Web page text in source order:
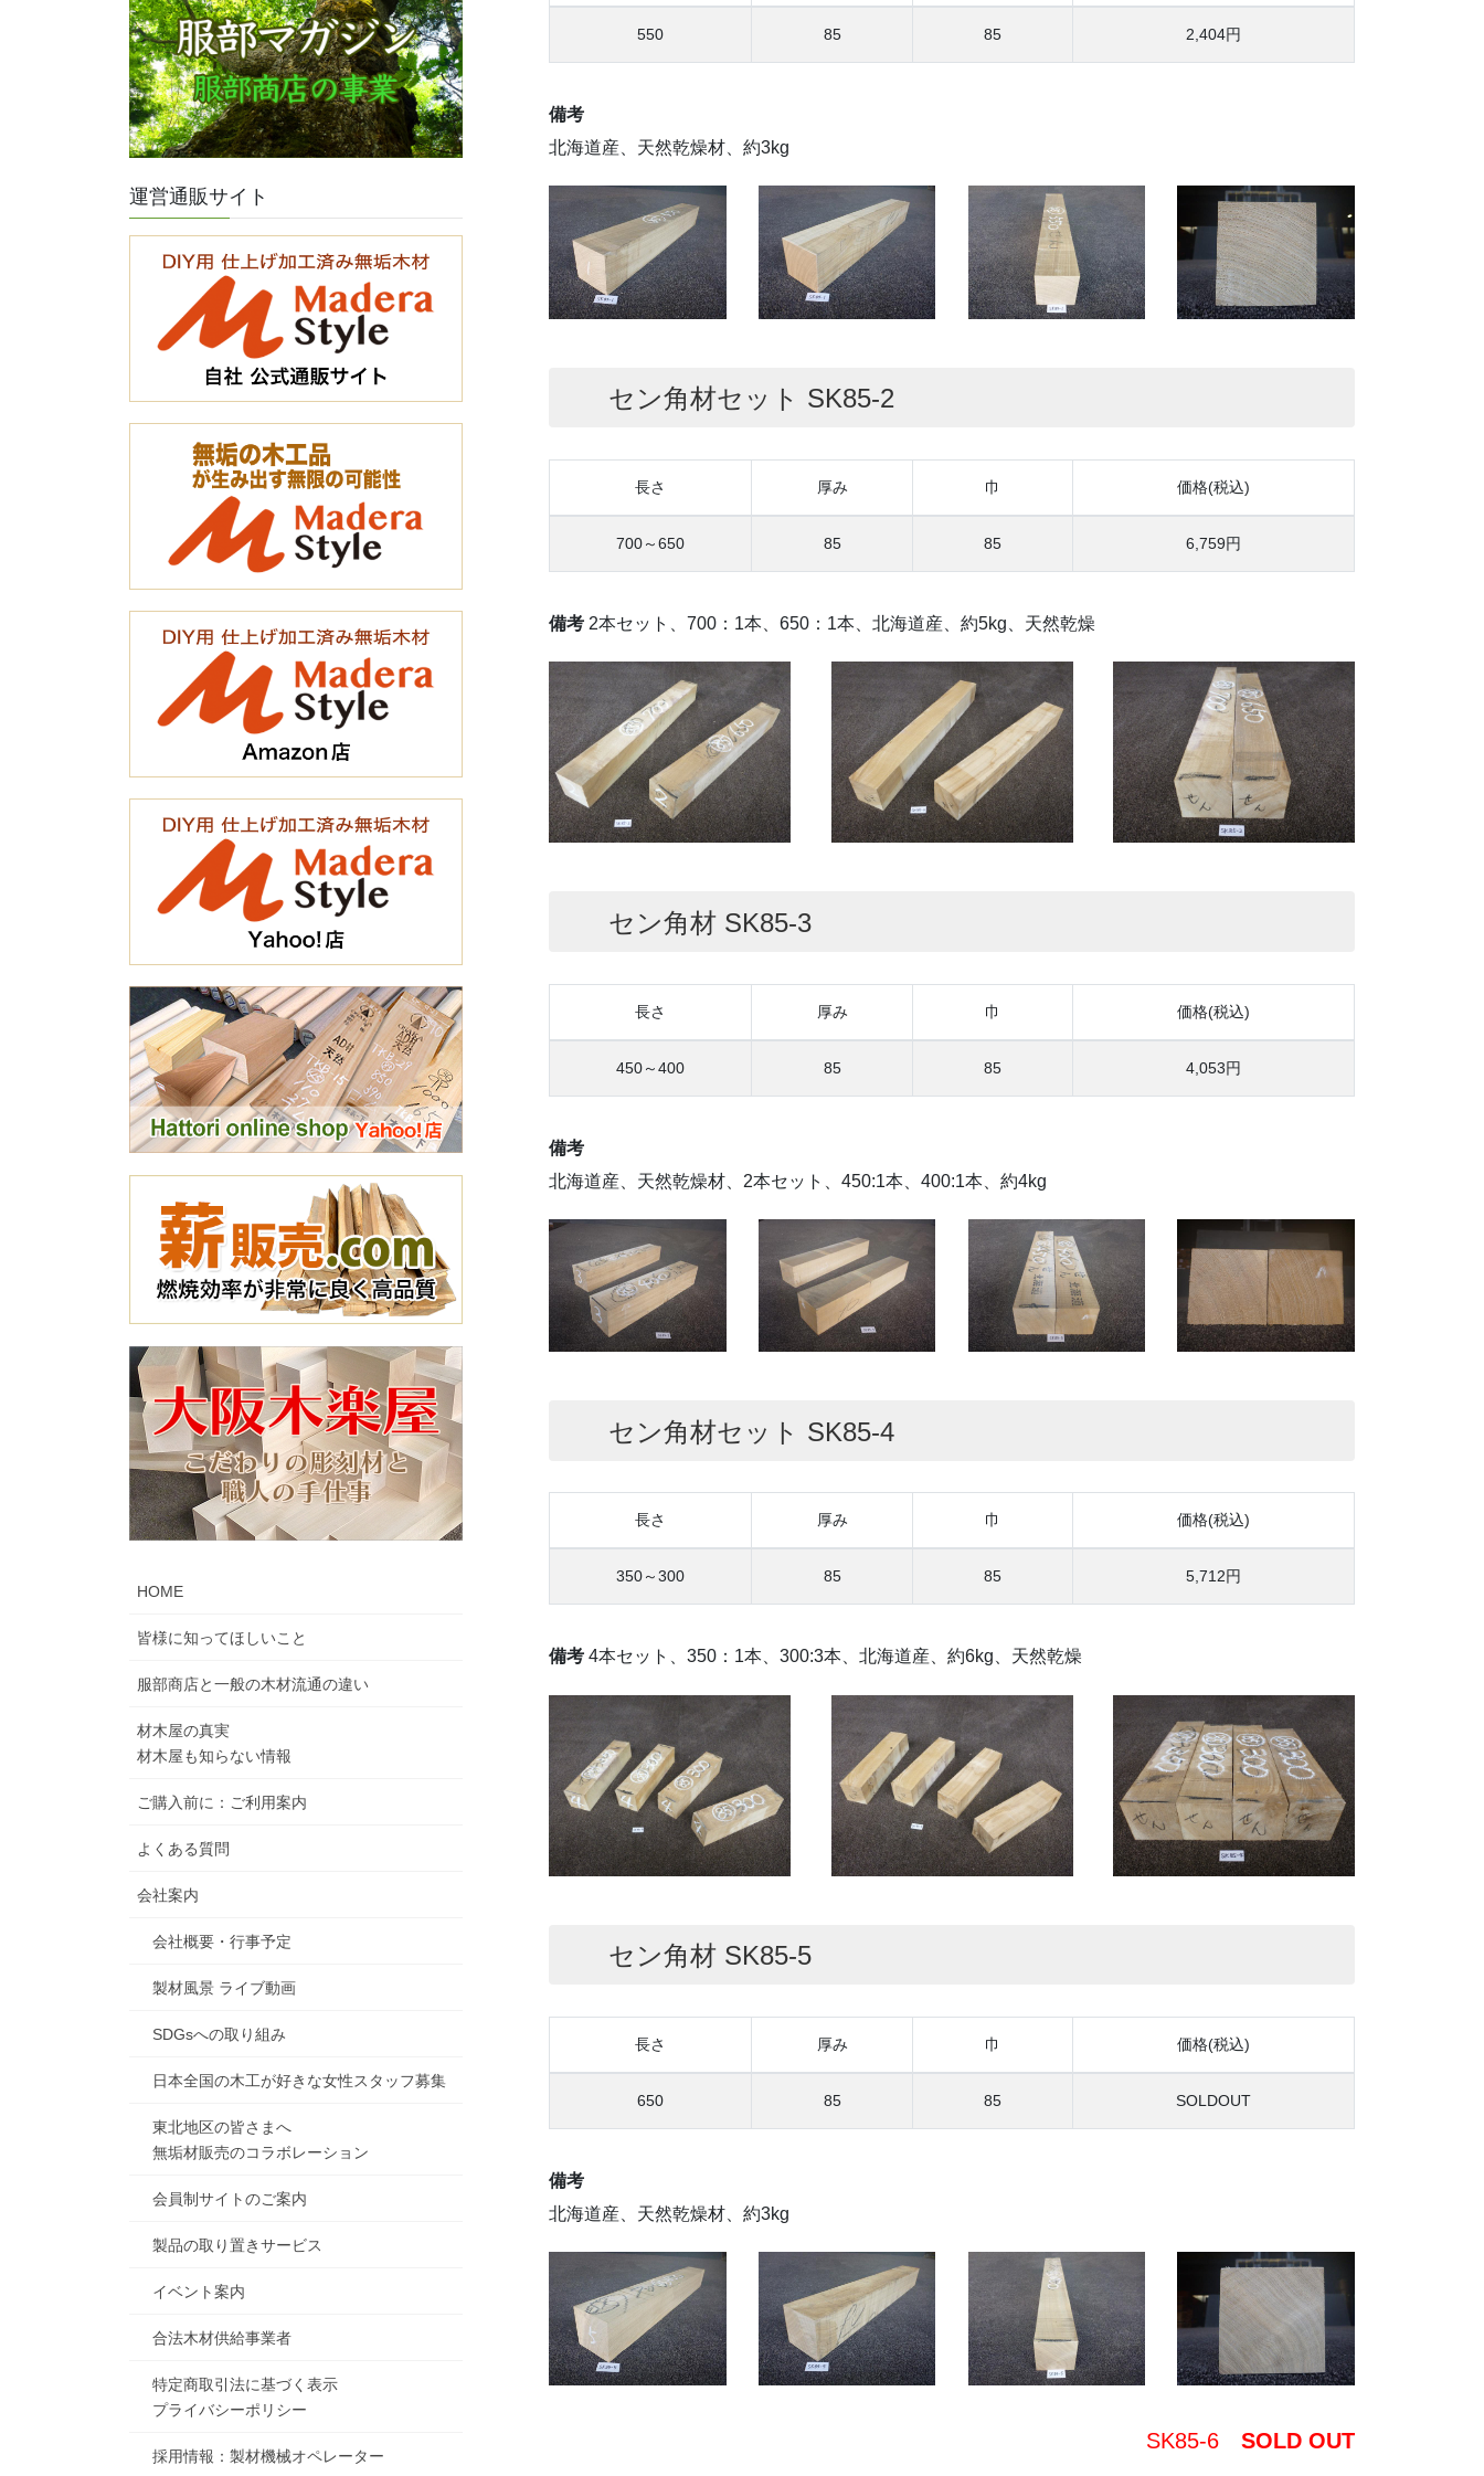
550 85 85 2,404円
備考
北海道産、天然乾燥材、約3kg
セン角材セット SK85-2
長さ 厚み 巾 価格(税込)
700～650 85 85 6,759円
備考 2本セット、700：1本、650：1本、北海道産、約5kg、天然乾燥
セン角材 SK85-3
長さ 厚み 巾 価格(税込)
450～400 85 85 4,053円
備考
北海道産、天然乾燥材、2本セット、450:1本、400:1本、約4kg
セン角材セット SK85-4
長さ 厚み 巾 価格(税込)
350～300 85 85 5,712円
備考 4本セット、350：1本、300:3本、北海道産、約6kg、天然乾燥
セン角材 SK85-5
長さ 厚み 巾 価格(税込)
650 85 85 SOLDOUT
備考
北海道産、天然乾燥材、約3kg
SK85-6 SOLD OUT
運営通販サイト
HOME
皆様に知ってほしいこと
服部商店と一般の木材流通の違い
材木屋の真実
材木屋も知らない情報
ご購入前に：ご利用案内
よくある質問
会社案内
会社概要・行事予定
製材風景 ライブ動画
SDGsへの取り組み
日本全国の木工が好きな女性スタッフ募集
東北地区の皆さまへ
無垢材販売のコラボレーション
会員制サイトのご案内
製品の取り置きサービス
イベント案内
合法木材供給事業者
特定商取引法に基づく表示
プライバシーポリシー
採用情報：製材機械オペレーター